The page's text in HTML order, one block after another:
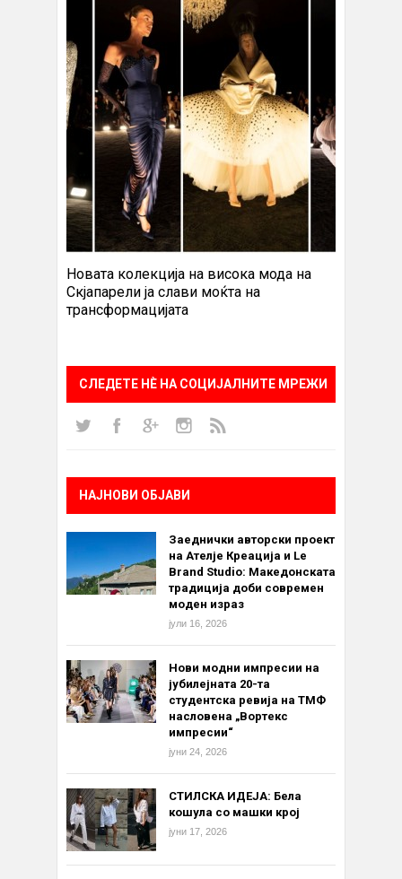
Новата колекција на висока мода на
Скјапарели ја слави моќта на
трансформацијата
СЛЕДЕТЕ НÈ НА СОЦИЈАЛНИТЕ МРЕЖИ
НАЈНОВИ ОБЈАВИ
Заеднички авторски проект
на Ателје Креација и Le
Brand Studio: Македонската
традиција доби современ
моден израз
јули 16, 2026
Нови модни импресии на
јубилејната 20-та
студентска ревија на ТМФ
насловена „Вортекс
импресии“
јуни 24, 2026
СТИЛСКА ИДЕЈА: Бела
кошула со машки крој
јуни 17, 2026